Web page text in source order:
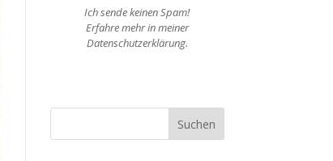
Ich sende keinen Spam!
Erfahre mehr in meiner
Datenschutzerklärung.